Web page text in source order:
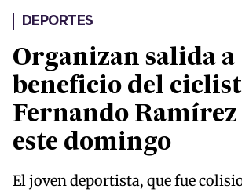
DEPORTES
Organizan salida a
beneficio del
Fernando Ramírez
este domingo
El joven deportista, que fue